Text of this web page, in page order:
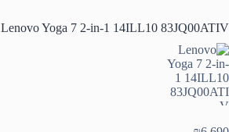
Lenovo Yoga 7 2-in-1 14ILL10 83JQ00ATIV